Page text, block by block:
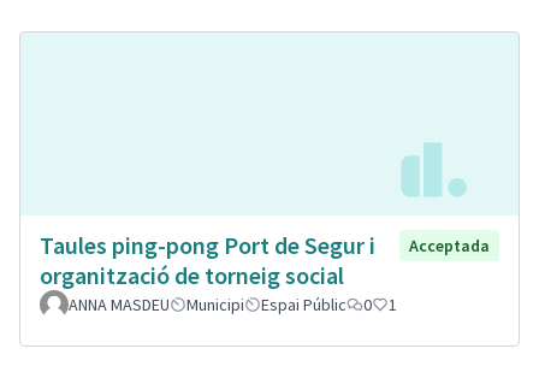
Taules ping-pong Port de Segur i
organització de torneig social
Acceptada
ANNA MASDEU Municipi Espai Públic 0 1